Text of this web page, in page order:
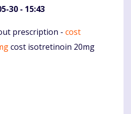
30 - 15:43
prescription - cost
cost isotretinoin 20mg